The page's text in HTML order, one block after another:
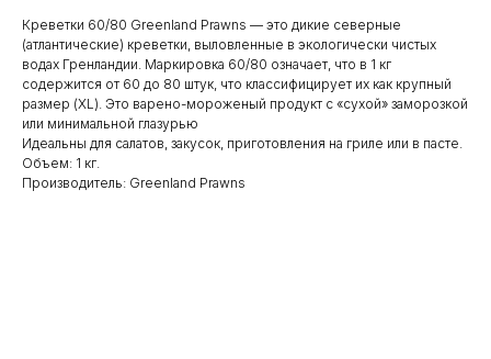
Креветки 60/80 Greenland Prawns — это дикие северные
(атлантические) креветки, выловленные в экологически чистых
водах Гренландии. Маркировка 60/80 означает, что в 1 кг
содержится от 60 до 80 штук, что классифицирует их как крупный
размер (XL). Это варено-мороженый продукт с «сухой» заморозкой
или минимальной глазурью
Идеальны для салатов, закусок, приготовления на гриле или в пасте.
Объем: 1 кг.
Производитель: Greenland Prawns